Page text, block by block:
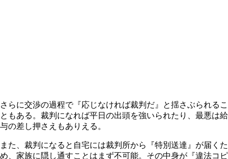
さらに交渉の過程で『応じなければ裁判だ』と揺さぶられるこ
ともある。裁判になれば平日の出頭を強いられたり、最悪は給
与の差し押さえもありえる。
また、裁判になると自宅には裁判所から『特別送達』が届くた
め、家族に隠し通すことはまず不可能。その中身が『違法コピ